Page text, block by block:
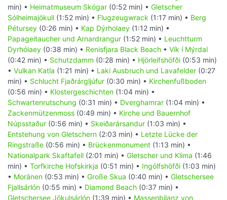
min) • Heimatmuseum Skógar (0:52 min) • Gletscher
Sólheimajökull (1:52 min) • Flugzeugwrack (1:17 min) • Berg
Pétursey (0:26 min) • Kap Dýrholaey (1:12 min) •
Papageitaucher und Arnardrangur (1:52 min) • Leuchtturm
Dyrhólaey (0:38 min) • Renisfjara Black Beach • Vík í Mýrdal
(0:42 min) • Schutzdamm (0:28 min) • Hjörleifshöfði (0:53 min)
• Vulkan Katla (1:21 min) • Laki Ausbruch und Lavafelder (0:27
min) • Schlucht Fjaðrárgljúfur (0:30 min) • Kirchenfußboden
(0:56 min) • Klostergeschichten (1:04 min) •
Schwartenrutschung (0:31 min) • Dverghamrar (1:04 min) •
Zackenmützenmoss (0:49 min) • Kirche und Bauernhof
Núpsstaður (0:56 min) • Skeiðarársandur (1:03 min) •
Entstehung von Gletschern (2:03 min) • Letzte Lücke der
Ringstraße (0:56 min) • Brückenmonument (1:13 min) •
Nationalpark Skaftafell (2:01 min) • Gletscher und Klima (1:46
min) • Torfkirche Hofskirkja (0:51 min) • Ingólfshöfði (1:03 min)
• Moränen (0:53 min) • Große Skua (0:40 min) • Gletschersee
Fjallsárlón (0:55 min) • Diamond Beach (0:37 min) •
Gletschersee Jökulsárlón (1:39 min) • Massenbilanz von